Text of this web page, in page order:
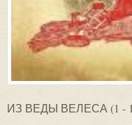
ИЗ ВЕДЫ ВЕЛЕСА (1 -